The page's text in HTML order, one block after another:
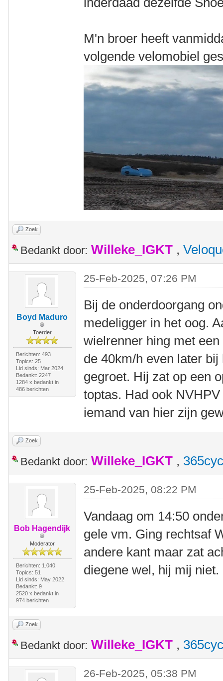
M'n broer heeft
volgende velomobiel
Zoek
Bedankt door: Willeke_IGKT ,
Boyd Maduro
Toerder
Berichten: 493
Topics: 25
Lid sinds: Mar 2024
Bedankt: 2247
1284 x bedankt in
486 berichten
25-Feb-2025, 07:26 PM
Bij de onderdoorgang
medeligger in het oog.
wielrenner hing met
de 40km/h even later
gegroet. Hij zat op een
toptas. Had ook
iemand van hier zijn
Zoek
Bedankt door: Willeke_IGKT ,
Bob Hagendijk
Moderator
Berichten: 1.040
Topics: 51
Lid sinds: May 2022
Bedankt: 9
2520 x bedankt in
974 berichten
25-Feb-2025, 08:22 PM
Vandaag om 14:50
gele vm. Ging rechtsaf
andere kant maar zat
diegene wel, hij mij niet.
Zoek
Bedankt door: Willeke_IGKT ,
26-Feb-2025, 05:38 PM